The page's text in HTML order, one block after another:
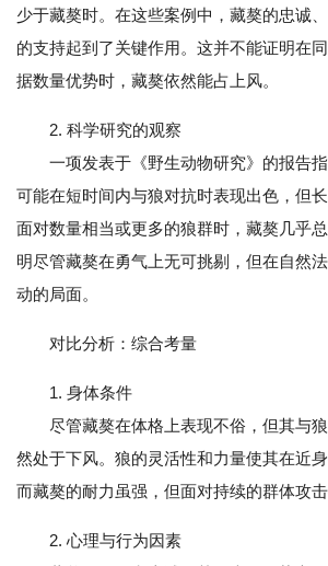
少于藏獒时。在这些案例中，藏獒的忠诚
的支持起到了关键作用。这并不能证明在
据数量优势时，藏獒依然能占上风。
2. 科学研究的观察
一项发表于《野生动物研究》的报告指
可能在短时间内与狼对抗时表现出色，但
面对数量相当或更多的狼群时，藏獒几乎
明尽管藏獒在勇气上无可挑剔，但在自然
动的局面。
对比分析：综合考量
1. 身体条件
尽管藏獒在体格上表现不俗，但其与狼
然处于下风。狼的灵活性和力量使其在近
而藏獒的耐力虽强，但面对持续的群体攻击
2. 心理与行为因素